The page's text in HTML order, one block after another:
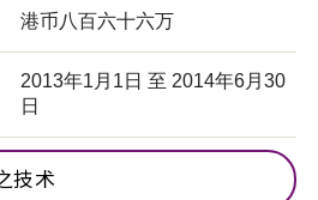
港币八百六十六万
2013年1月1日 至 2014年6月30
日
技术